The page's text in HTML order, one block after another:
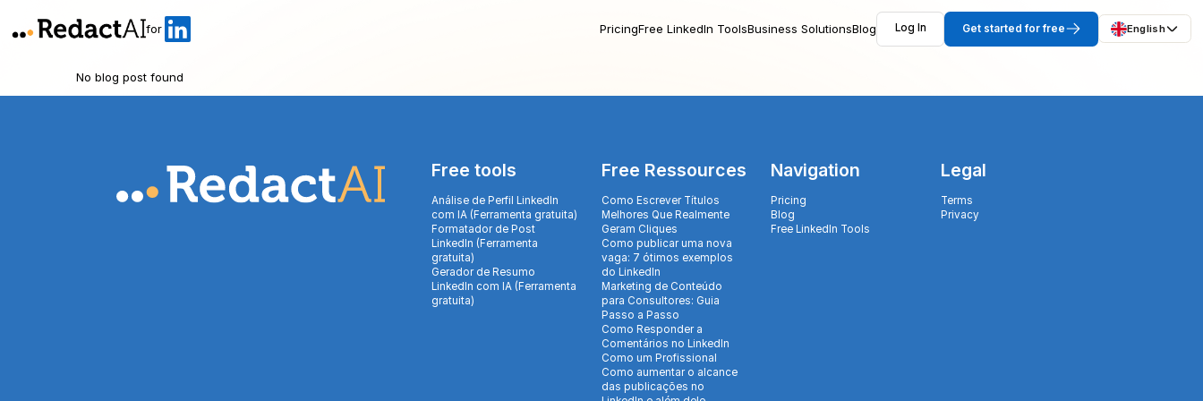
for PricingFree LinkedIn ToolsBusiness SolutionsBlog Log In Get started for free English
No blog post found
Free tools
Análise de Perfil LinkedIn
com IA (Ferramenta gratuita)
Formatador de Post
LinkedIn (Ferramenta
gratuita)
Gerador de Resumo
LinkedIn com IA (Ferramenta
gratuita)
Free Ressources
Como Escrever Títulos
Melhores Que Realmente
Geram Cliques
Como publicar uma nova
vaga: 7 ótimos exemplos
do LinkedIn
Marketing de Conteúdo
para Consultores: Guia
Passo a Passo
Como Responder a
Comentários no LinkedIn
Como um Profissional
Como aumentar o alcance
das publicações no
Navigation
Pricing
Blog
Free LinkedIn Tools
Legal
Terms
Privacy